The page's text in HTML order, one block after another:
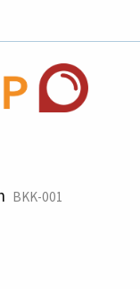
BKK-001